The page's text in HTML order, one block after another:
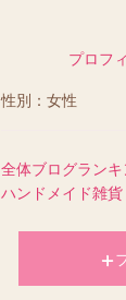
プロフ
性別： 女性
全体ブログラン
ハンドメイド雑